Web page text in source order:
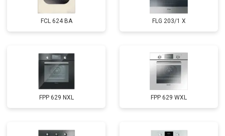
FCL 624 BA FLG 203/1 X
FPP 629 NXL FPP 629 WXL